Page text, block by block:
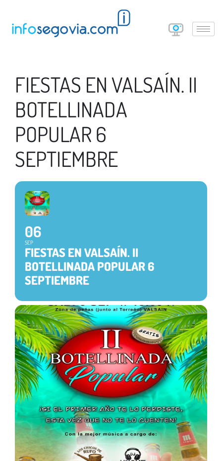
FIESTAS EN VALSAÍN. II
BOTELLINADA
POPULAR 6
SEPTIEMBRE
06
SEP
FIESTAS EN VALSAÍN. II
BOTELLINADA POPULAR 6
SEPTIEMBRE